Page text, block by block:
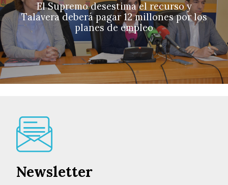
El Supremo desestima el recurso y
Talavera deberá pagar 12 millones por los
planes de empleo
Newsletter